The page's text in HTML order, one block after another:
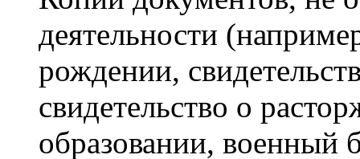
деятельности
рождении,
свидетельство о
образовании, военный